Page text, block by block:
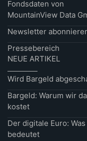
Fondsdaten von
MountainView Data
Newsletter
Pressebereich
NEUE ARTIKEL
Wird Bargeld
Bargeld: Warum wir
kostet
Der digitale Euro:
bedeutet